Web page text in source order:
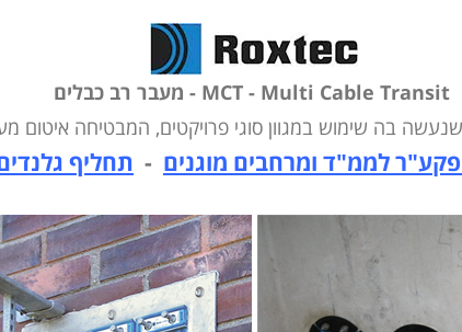
MCT - Multi Cable Transit - מעבר רב כבלים
איטום
לממ"ד ומרחבים מוגנים - תחליף